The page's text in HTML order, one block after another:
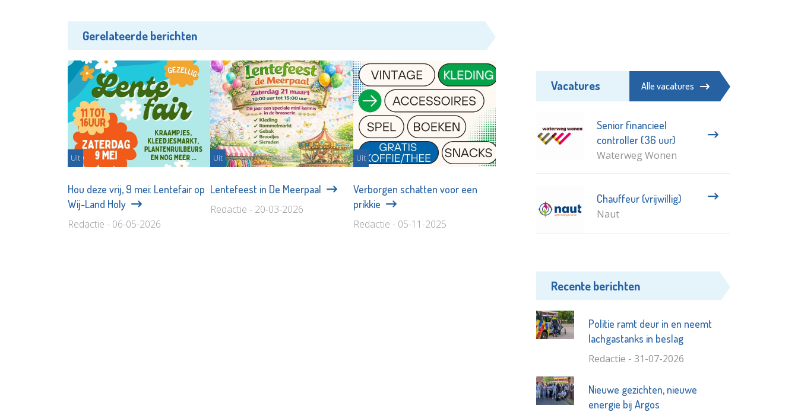
Gerelateerde berichten
Uit
Hou deze vrij, 9 mei: Lentefair op
Wij-Land Holy
Redactie - 06-05-2026
Uit
Lentefeest in De Meerpaal
Redactie - 20-03-2026
Uit
Verborgen schatten voor een
prikkie
Redactie - 05-11-2025
Vacatures Alle vacatures
Senior financieel
controller (36 uur)
Waterweg Wonen
Chauffeur (vrijwillig)
Naut
Recente berichten
Politie ramt deur in en neemt
lachgastanks in beslag
Redactie - 31-07-2026
Nieuwe gezichten, nieuwe
energie bij Argos